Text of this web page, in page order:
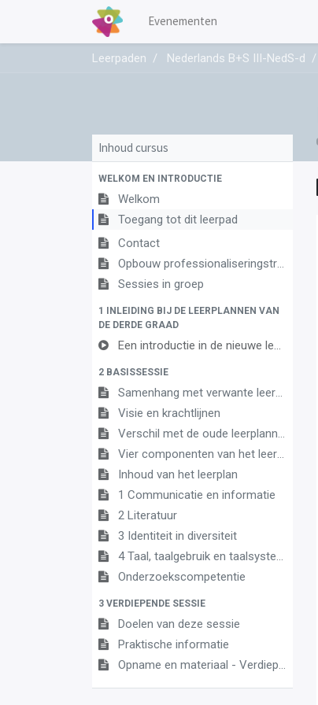
Evenementen
Leerpaden Nederlands B+S III-NedS-d
Inhoud cursus
WELKOM EN INTRODUCTIE
Welkom
Toegang tot dit leerpad
Contact
Opbouw professionaliseringstraject
Sessies in groep
1 INLEIDING BIJ DE LEERPLANNEN VAN
DE DERDE GRAAD
Een introductie in de nieuwe leerplannen van de derde graad
2 BASISSESSIE
Samenhang met verwante leerplannen
Visie en krachtlijnen
Verschil met de oude leerplannen
Vier componenten van het leerplan
Inhoud van het leerplan
1 Communicatie en informatie
2 Literatuur
3 Identiteit in diversiteit
4 Taal, taalgebruik en taalsysteem
Onderzoekscompetentie
3 VERDIEPENDE SESSIE
Doelen van deze sessie
Praktische informatie
Opname en materiaal - Verdiepende sessie 5 juni 2023